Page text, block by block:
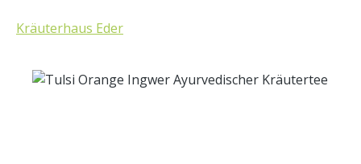
Kräuterhaus Eder
Bildergalerie überspringen